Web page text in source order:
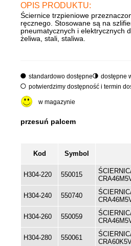
OPIS PRODUKTU:
Ściernice trzpieniowe
ręcznego. Stosowane są na
pneumatycznych i elektrycznych
żeliwa, stali, staliwa.
standardowo dostępne
dostępne
potwierdzimy dostępność i termin
w magazynie
Kod Symbol
H304-220 550015
H304-240 550740
H304-260 550059
H304-280 550061